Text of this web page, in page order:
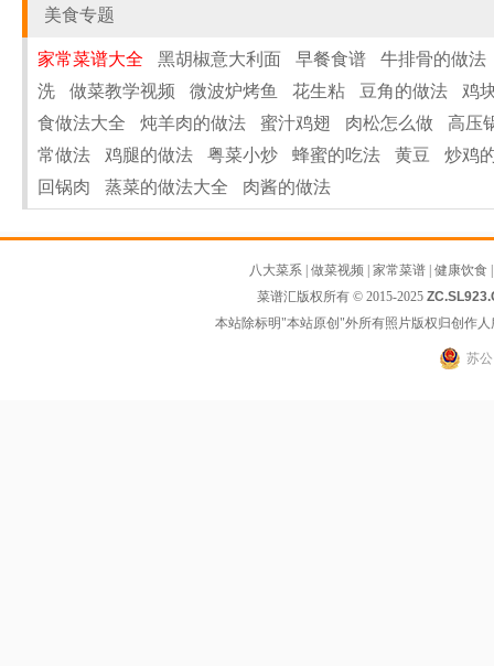
美食专题
家常菜谱大全 黑胡椒意大利面 早餐食谱
牛排骨的做法
洗
做菜教学视频 微波炉烤鱼 花生粘 豆角的做法
鸡
食做法大全
炖羊肉的做法 蜜汁鸡翅 肉松怎么做
高压
常做法
鸡腿的做法 粤菜小炒 蜂蜜的吃法 黄豆
炒鸡
回锅肉
蒸菜的做法大全 肉酱的做法
八大菜系 做菜视频 家常菜谱 健康饮食
菜谱汇版权所有 © 2015-2025
本站除标明"本站原创"外所有照片版权归创作
苏公